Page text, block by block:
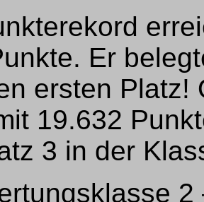
Er
ersten Platz!
19.632
3 in der